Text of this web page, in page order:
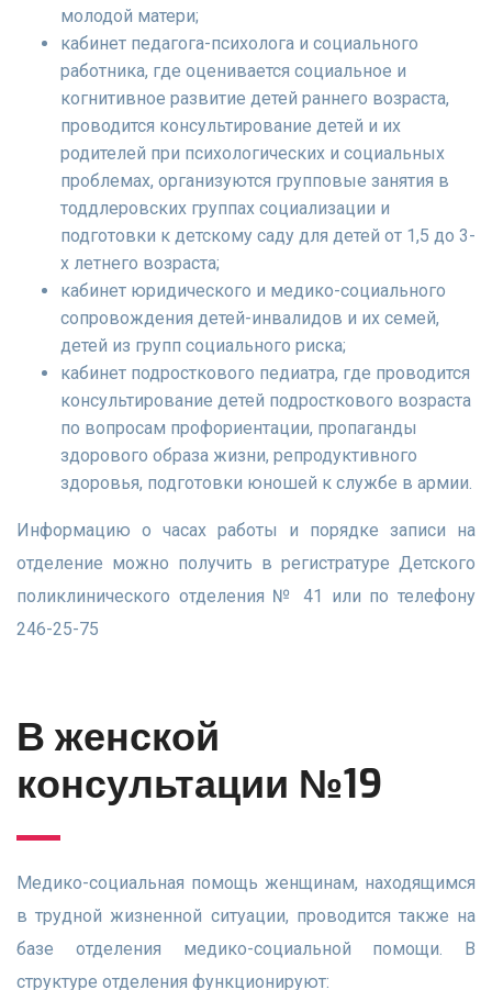
молодой матери;
кабинет педагога-психолога и социального
работника, где оценивается социальное и
когнитивное развитие детей раннего возраста,
проводится консультирование детей и их
родителей при психологических и социальных
проблемах, организуются групповые занятия в
тоддлеровских группах социализации и
подготовки к детскому саду для детей от 1,5 до 3-
х летнего возраста;
кабинет юридического и медико-социального
сопровождения детей-инвалидов и их семей,
детей из групп социального риска;
кабинет подросткового педиатра, где проводится
консультирование детей подросткового возраста
по вопросам профориентации, пропаганды
здорового образа жизни, репродуктивного
здоровья, подготовки юношей к службе в армии.
Информацию о часах работы и порядке записи на
отделение можно получить в регистратуре Детского
поликлинического отделения № 41 или по телефону
246-25-75
В женской
консультации №19
Медико-социальная помощь женщинам, находящимся
в трудной жизненной ситуации, проводится также на
базе отделения медико-социальной помощи. В
структуре отделения функционируют: